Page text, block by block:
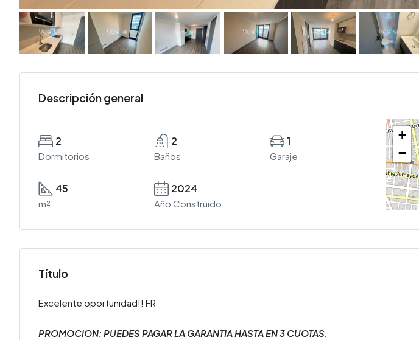
Descripción general
2
Dormitorios
2
Baños
1
Garaje
45
m²
2024
Año Construido
+
−
Título
Excelente oportunidad!! FR
PROMOCION: PUEDES PAGAR LA GARANTIA HASTA EN 3 CUOTAS.